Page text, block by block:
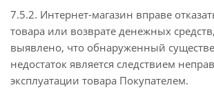
7.5.2. Интернет-магазин вправе
товара или возврате денежных
выявлено, что обнаруженный
недостаток является следствием
эксплуатации товара Покупателем.